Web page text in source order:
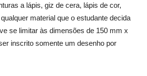
a lápis, giz de cera, lápis de cor,
material que o estudante decida
se limitar às dimensões de 150 mm x
inscrito somente um desenho por